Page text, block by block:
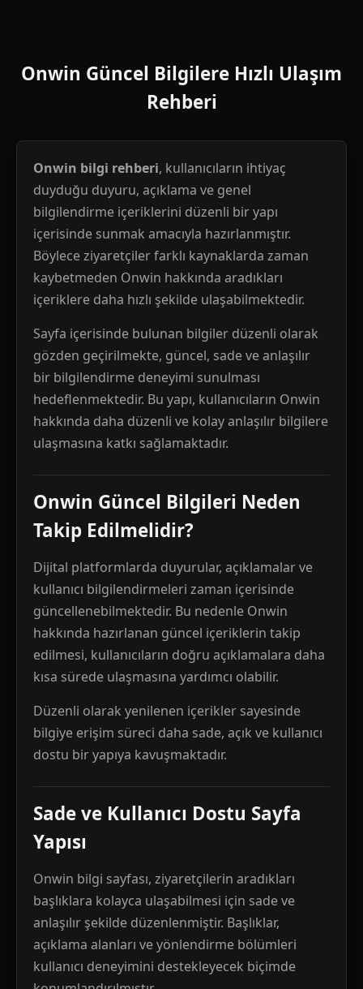
Onwin Güncel Bilgilere Hızlı Ulaşım
Rehberi
Onwin bilgi rehberi, kullanıcıların ihtiyaç
duyduğu duyuru, açıklama ve genel
bilgilendirme içeriklerini düzenli bir yapı
içerisinde sunmak amacıyla hazırlanmıştır.
Böylece ziyaretçiler farklı kaynaklarda zaman
kaybetmeden Onwin hakkında aradıkları
içeriklere daha hızlı şekilde ulaşabilmektedir.
Sayfa içerisinde bulunan bilgiler düzenli olarak
gözden geçirilmekte, güncel, sade ve anlaşılır
bir bilgilendirme deneyimi sunulması
hedeflenmektedir. Bu yapı, kullanıcıların Onwin
hakkında daha düzenli ve kolay anlaşılır bilgilere
ulaşmasına katkı sağlamaktadır.
Onwin Güncel Bilgileri Neden
Takip Edilmelidir?
Dijital platformlarda duyurular, açıklamalar ve
kullanıcı bilgilendirmeleri zaman içerisinde
güncellenebilmektedir. Bu nedenle Onwin
hakkında hazırlanan güncel içeriklerin takip
edilmesi, kullanıcıların doğru açıklamalara daha
kısa sürede ulaşmasına yardımcı olabilir.
Düzenli olarak yenilenen içerikler sayesinde
bilgiye erişim süreci daha sade, açık ve kullanıcı
dostu bir yapıya kavuşmaktadır.
Sade ve Kullanıcı Dostu Sayfa
Yapısı
Onwin bilgi sayfası, ziyaretçilerin aradıkları
başlıklara kolayca ulaşabilmesi için sade ve
anlaşılır şekilde düzenlenmiştir. Başlıklar,
açıklama alanları ve yönlendirme bölümleri
kullanıcı deneyimini destekleyecek biçimde